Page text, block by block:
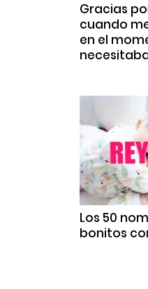
Gracias
cuando
en el
Los 50
bonitos